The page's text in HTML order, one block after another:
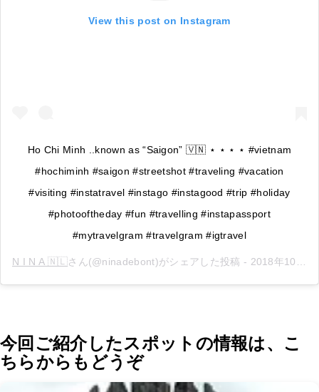
View this post on Instagram
Ho Chi Minh ..known as “Saigon” 🇻🇳 ⋆ ⋆ ⋆ ⋆ #vietnam
#hochiminh #saigon #streetshot #traveling #vacation
#visiting #instatravel #instago #instagood #trip #holiday
#photooftheday #fun #travelling #instapassport
#mytravelgram #travelgram #igtravel
N I N A 🇳🇱さん(@ninadebont)がシェアした投稿 - 2018年10月月6日午前2時20分PDT
今回ご紹介したスポットの情報は、こ
ちらからもどうぞ